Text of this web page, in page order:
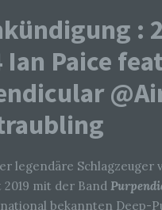
:
Ian Paice
legendäre Schlagzeuger
mit der Band
bekannten Deep-